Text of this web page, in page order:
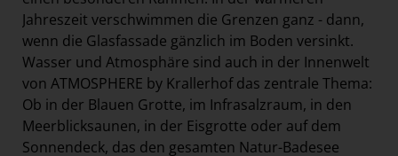
Jahreszeit verschwimmen die Grenzen ganz - dann,
wenn die Glasfassade gänzlich im Boden versinkt.
Wasser und Atmosphäre sind auch in der Innenwelt
von ATMOSPHERE by Krallerhof das zentrale Thema:
Ob in der Blauen Grotte, im Infrasalzraum, in den
Meerblicksaunen, in der Eisgrotte oder auf dem
Sonnendeck, das den gesamten Natur-Badesee